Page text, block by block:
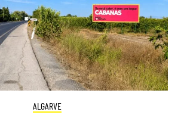
ALGARVE